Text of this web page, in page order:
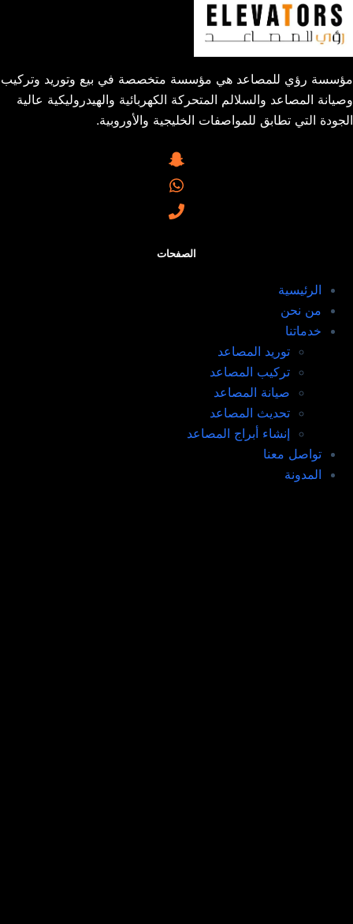
مؤسسة رؤي للمصاعد هي مؤسسة متخصصة في بيع وتوريد وتركيب
وصيانة المصاعد والسلالم المتحركة الكهربائية والهيدروليكية عالية
الجودة التي تطابق للمواصفات الخليجية والأوروبية.
الصفحات
الرئيسية
من نحن
خدماتنا
توريد المصاعد​
تركيب المصاعد ​
صيانة المصاعد​
تحديث المصاعد​
إنشاء أبراج المصاعد​
تواصل معنا
المدونة